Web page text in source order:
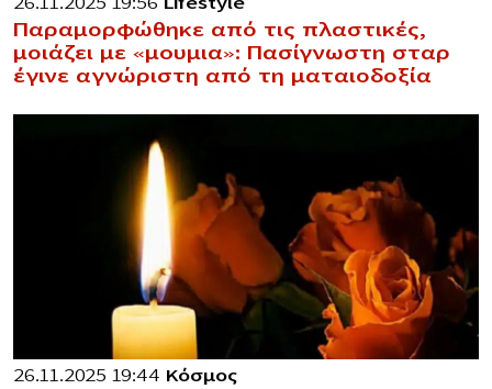
Παραμορφώθηκε από τις πλαστικές,
μοιάζει με «μoυμια»: Πασίγνωστη σταρ
έγινε αγνώριστη από τη ματαιοδοξία
26.11.2025 19:44 Κόσμος